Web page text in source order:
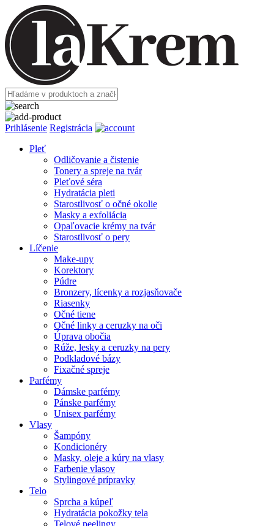
Prihlásenie Registrácia
Pleť
Odličovanie a čistenie
Tonery a spreje na tvár
Pleťové séra
Hydratácia pleti
Starostlivosť o očné okolie
Masky a exfoliácia
Opaľovacie krémy na tvár
Starostlivosť o pery
Líčenie
Make-upy
Korektory
Púdre
Bronzery, lícenky a rozjasňovače
Riasenky
Očné tiene
Očné linky a ceruzky na oči
Úprava obočia
Rúže, lesky a ceruzky na pery
Podkladové bázy
Fixačné spreje
Parfémy
Dámske parfémy
Pánske parfémy
Unisex parfémy
Vlasy
Šampóny
Kondicionéry
Masky, oleje a kúry na vlasy
Farbenie vlasov
Stylingové prípravky
Telo
Sprcha a kúpeľ
Hydratácia pokožky tela
Telové peelingy